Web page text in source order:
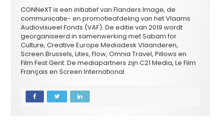
CONNeXT is een initiatief van Flanders Image, de
communicatie- en promotieafdeling van het Vlaams
Audiovisueel Fonds (VAF). De editie van 2019 wordt
georganiseerd in samenwerking met Sabam for
Culture, Creative Europe Mediadesk Vlaanderen,
Screen Brussels, Lites, Flow, Omnia Travel, Pillows en
Film Fest Gent. De mediapartners zijn C21 Media, Le Film
Français en Screen International.